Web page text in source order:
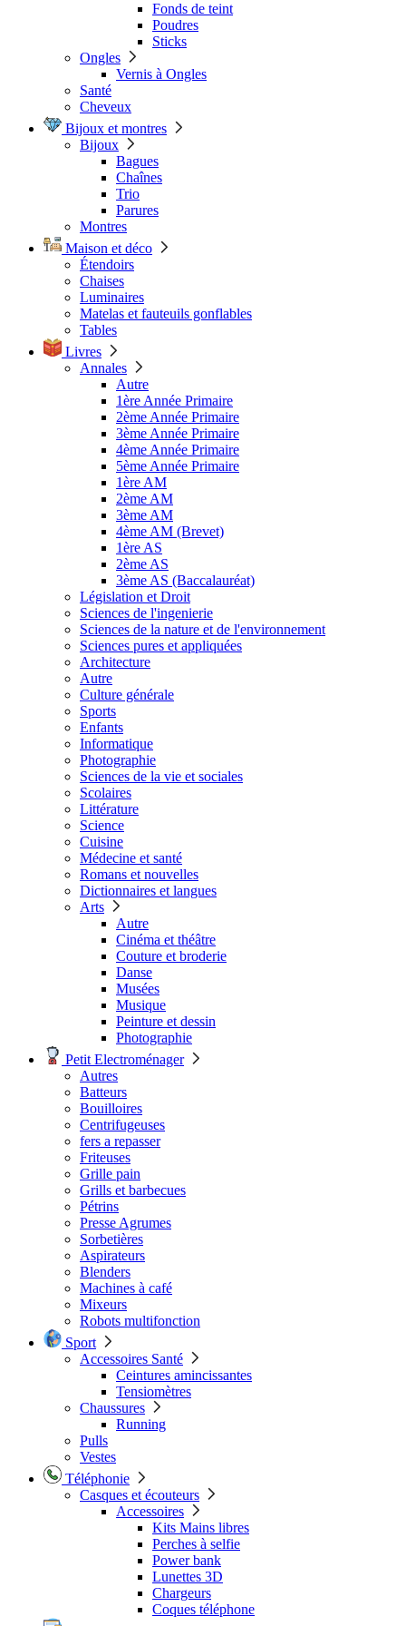
Fonds de teint
Poudres
Sticks
Ongles
Vernis à Ongles
Santé
Cheveux
Bijoux et montres
Bijoux
Bagues
Chaînes
Trio
Parures
Montres
Maison et déco
Étendoirs
Chaises
Luminaires
Matelas et fauteuils gonflables
Tables
Livres
Annales
Autre
1ère Année Primaire
2ème Année Primaire
3ème Année Primaire
4ème Année Primaire
5ème Année Primaire
1ère AM
2ème AM
3ème AM
4ème AM (Brevet)
1ère AS
2ème AS
3ème AS (Baccalauréat)
Législation et Droit
Sciences de l'ingenierie
Sciences de la nature et de l'environnement
Sciences pures et appliquées
Architecture
Autre
Culture générale
Sports
Enfants
Informatique
Photographie
Sciences de la vie et sociales
Scolaires
Littérature
Science
Cuisine
Médecine et santé
Romans et nouvelles
Dictionnaires et langues
Arts
Autre
Cinéma et théâtre
Couture et broderie
Danse
Musées
Musique
Peinture et dessin
Photographie
Petit Electroménager
Autres
Batteurs
Bouilloires
Centrifugeuses
fers a repasser
Friteuses
Grille pain
Grills et barbecues
Pétrins
Presse Agrumes
Sorbetières
Aspirateurs
Blenders
Machines à café
Mixeurs
Robots multifonction
Sport
Accessoires Santé
Ceintures amincissantes
Tensiomètres
Chaussures
Running
Pulls
Vestes
Téléphonie
Casques et écouteurs
Accessoires
Kits Mains libres
Perches à selfie
Power bank
Lunettes 3D
Chargeurs
Coques téléphone